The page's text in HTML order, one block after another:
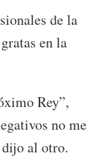
de la
en la
Rey”,
no me
al otro.